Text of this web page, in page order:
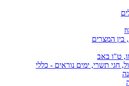
בין המצרים
ט"ו באב
חגי תשרי, ימים נוראים - כללי